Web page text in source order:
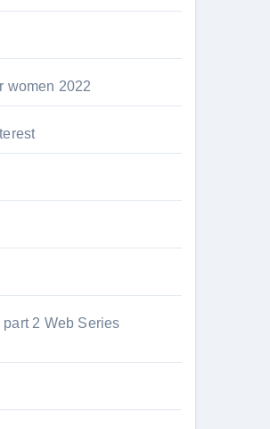
women 2022
2 Web Series